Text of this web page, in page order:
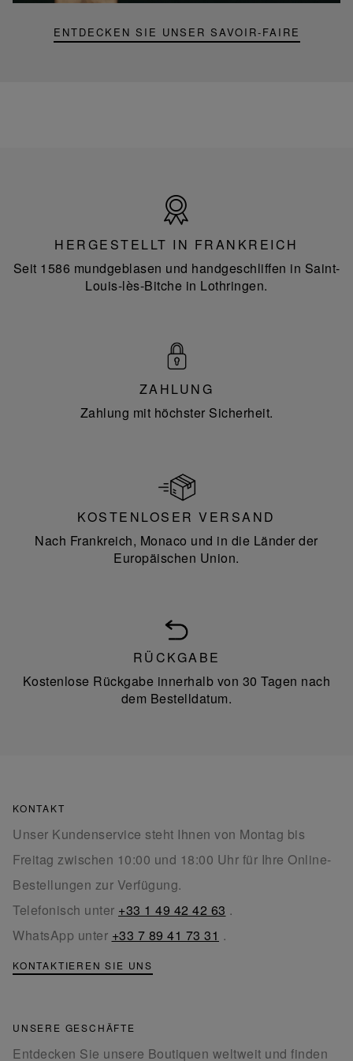
ENTDECKEN SIE UNSER SAVOIR-FAIRE
Frankreich
HERGESTELLT IN FRANKREICH
Seit 1586 mundgeblasen und handgeschliffen in Saint-
Louis-lès-Bitche in Lothringen.
ZAHLUNG
Zahlung mit höchster Sicherheit.
KOSTENLOSER VERSAND
Nach Frankreich, Monaco und in die Länder der
Europäischen Union.
RÜCKGABE
Kostenlose Rückgabe innerhalb von 30 Tagen nach
dem Bestelldatum.
KONTAKT
Unser Kundenservice steht Ihnen von Montag bis
Freitag zwischen 10:00 und 18:00 Uhr für Ihre Online-
Bestellungen zur Verfügung.
Telefonisch unter +33 1 49 42 42 63 .
WhatsApp unter +33 7 89 41 73 31 .
KONTAKTIEREN SIE UNS
UNSERE GESCHÄFTE
Entdecken Sie unsere Boutiquen weltweit und finden